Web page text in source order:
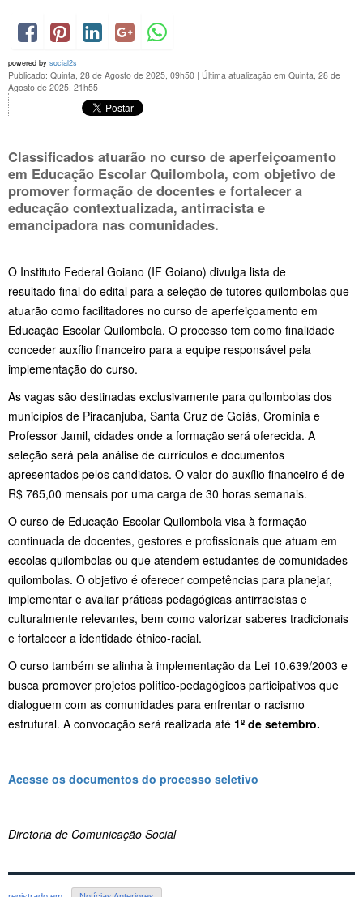
powered by social2s
Publicado: Quinta, 28 de Agosto de 2025, 09h50 | Última atualização em Quinta, 28 de
Agosto de 2025, 21h55
Classificados atuarão no curso de aperfeiçoamento
em Educação Escolar Quilombola, com objetivo de
promover formação de docentes e fortalecer a
educação contextualizada, antirracista e
emancipadora nas comunidades.
O Instituto Federal Goiano (IF Goiano) divulga lista de
resultado final do edital para a seleção de tutores quilombolas que
atuarão como facilitadores no curso de aperfeiçoamento em
Educação Escolar Quilombola. O processo tem como finalidade
conceder auxílio financeiro para a equipe responsável pela
implementação do curso.
As vagas são destinadas exclusivamente para quilombolas dos
municípios de Piracanjuba, Santa Cruz de Goiás, Cromínia e
Professor Jamil, cidades onde a formação será oferecida. A
seleção será pela análise de currículos e documentos
apresentados pelos candidatos. O valor do auxílio financeiro é de
R$ 765,00 mensais por uma carga de 30 horas semanais.
O curso de Educação Escolar Quilombola visa à formação
continuada de docentes, gestores e profissionais que atuam em
escolas quilombolas ou que atendem estudantes de comunidades
quilombolas. O objetivo é oferecer competências para planejar,
implementar e avaliar práticas pedagógicas antirracistas e
culturalmente relevantes, bem como valorizar saberes tradicionais
e fortalecer a identidade étnico-racial.
O curso também se alinha à implementação da Lei 10.639/2003 e
busca promover projetos político-pedagógicos participativos que
dialoguem com as comunidades para enfrentar o racismo
estrutural. A convocação será realizada até 1º de setembro.
Acesse os documentos do processo seletivo
Diretoria de Comunicação Social